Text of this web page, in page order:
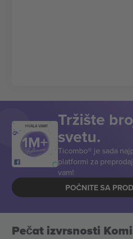
HVALA VAM! Tržište
svetu.
Ticombo® je sada
platformi za
vam!
POČNITE SA
Pečat izvrsnosti